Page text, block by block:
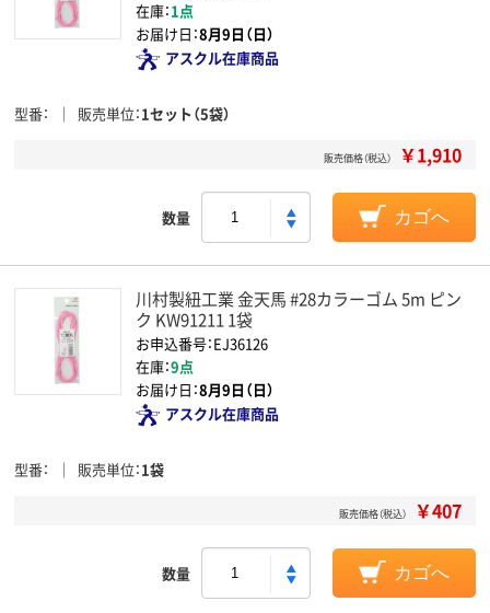
在庫：1点
お届け日：8月9日（日）
アスクル在庫商品
型番 販売単位 1セット（5袋）
販売価格（税込） ￥1,910
数量 カゴへ
川村製紐工業 金天馬 #28カラーゴム 5m ピン
ク KW91211 1袋
お申込番号：EJ36126
在庫：9点
お届け日：8月9日（日）
アスクル在庫商品
型番 販売単位 1袋
販売価格（税込） ￥407
数量 カゴへ